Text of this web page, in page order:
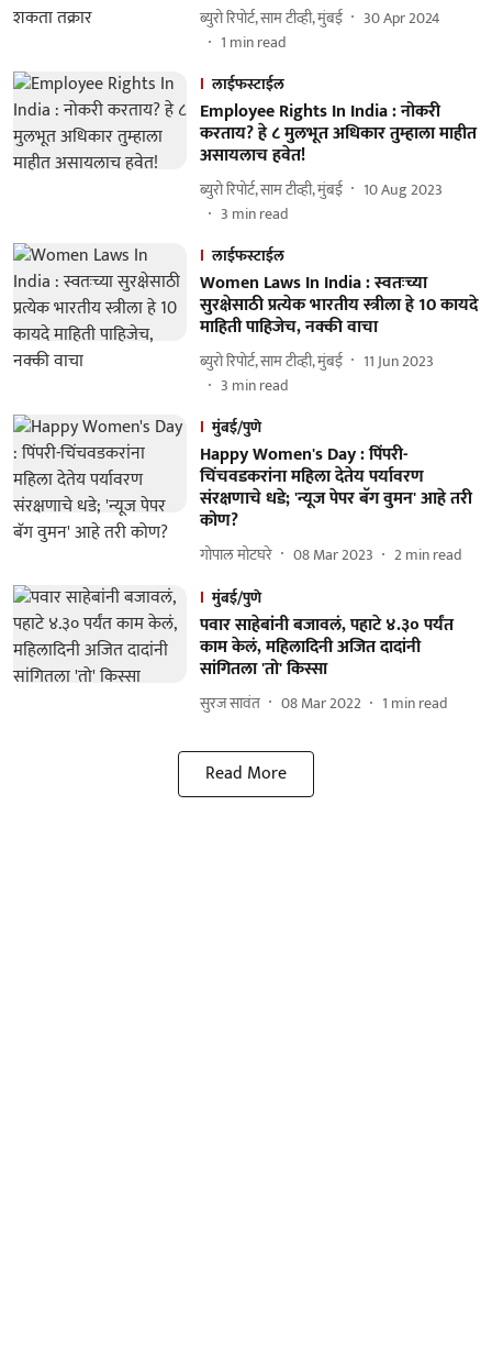
ब्युरो रिपोर्ट, साम टीव्ही, मुंबई
30 Apr 2024
1 min read
लाईफस्टाईल
Employee Rights In India : नोकरी
करताय? हे ८ मुलभूत अधिकार तुम्हाला माहीत
असायलाच हवेत!
ब्युरो रिपोर्ट, साम टीव्ही, मुंबई
10 Aug 2023
3 min read
लाईफस्टाईल
Women Laws In India : स्वतःच्या
सुरक्षेसाठी प्रत्येक भारतीय स्त्रीला हे 10 कायदे
माहिती पाहिजेच, नक्की वाचा
ब्युरो रिपोर्ट, साम टीव्ही, मुंबई
11 Jun 2023
3 min read
मुंबई/पुणे
Happy Women's Day : पिंपरी-
चिंचवडकरांना महिला देतेय पर्यावरण
संरक्षणाचे धडे; 'न्यूज पेपर बॅग वुमन' आहे तरी
कोण?
गोपाल मोटघरे 08 Mar 2023 2min read
मुंबई/पुणे
पवार साहेबांनी बजावलं, पहाटे ४.३० पर्यंत
काम केलं, महिलादिनी अजित दादांनी
सांगितला 'तो' किस्सा
सुरज सावंत 08 Mar 2022 1 min read
Read More